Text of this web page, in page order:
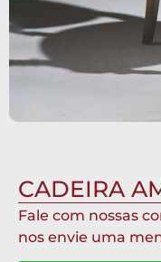
CADEIRA
Fale com nossas
nos envie uma